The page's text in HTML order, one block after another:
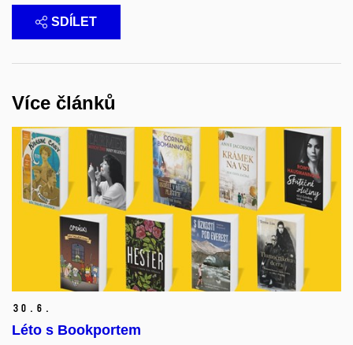
SDÍLET
Více článků
30. 6.
Léto s Bookportem